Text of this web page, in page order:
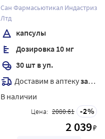
Сан Фармасьютикал Индастриз
Лтд
капсулы
Дозировка 10 мг
30 шт в уп.
Доставим в аптекузавтра
В наличии
Цена: 2080.61 2
2 039₽